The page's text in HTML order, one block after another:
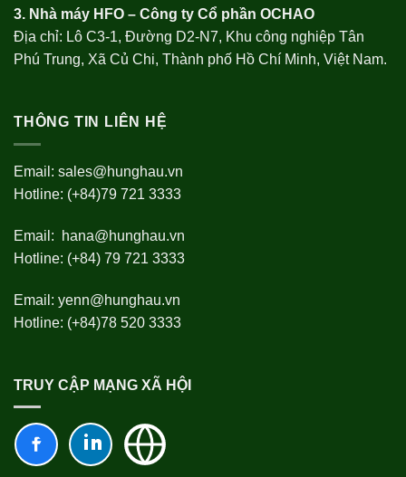
3. Nhà máy HFO – Công ty Cổ phần OCHAO
Địa chỉ: Lô C3-1, Đường D2-N7, Khu công nghiệp Tân
Phú Trung, Xã Củ Chi, Thành phố Hồ Chí Minh, Việt Nam.
THÔNG TIN LIÊN HỆ
Email: sales@hunghau.vn
Hotline: (+84)79 721 3333
Email:
hana@hunghau.vn
Hotline: (+84) 79 721 3333
Email: yenn@hunghau.vn
Hotline: (+84)78 520 3333
TRUY CẬP MẠNG XÃ HỘI